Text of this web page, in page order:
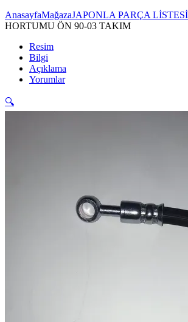
AnasayfaMağazaJAPONLA PARÇA LİSTESİ
HORTUMU ÖN 90-03 TAKIM
Resim
Bilgi
Açıklama
Yorumlar
🔍